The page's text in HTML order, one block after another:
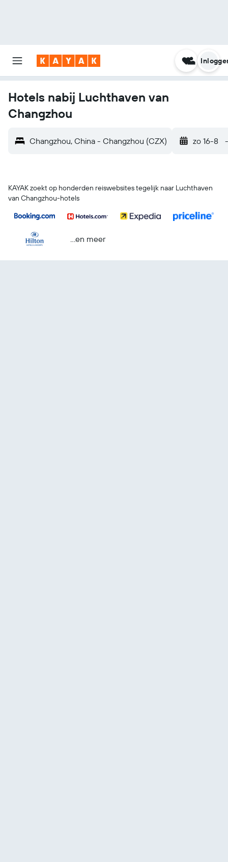
Hotels nabij Luchthaven van
Changzhou
Changzhou, China - Changzhou (CZX) zo 16-8 -
KAYAK zoekt op honderden reiswebsites tegelijk naar Luchthaven
van Changzhou-hotels
...en meer